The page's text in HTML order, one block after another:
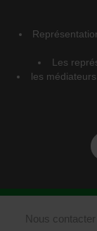
Les
les
Nous contacter